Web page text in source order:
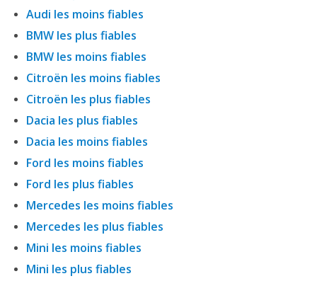
Audi les moins fiables
BMW les plus fiables
BMW les moins fiables
Citroën les moins fiables
Citroën les plus fiables
Dacia les plus fiables
Dacia les moins fiables
Ford les moins fiables
Ford les plus fiables
Mercedes les moins fiables
Mercedes les plus fiables
Mini les moins fiables
Mini les plus fiables